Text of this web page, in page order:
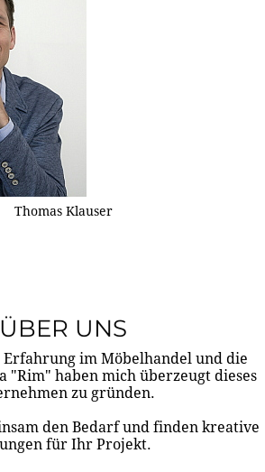
Thomas Klauser
ÜBER UNS
im Möbelhandel und die
"Rim" haben mich überzeugt dieses
zu gründen.
den Bedarf und finden kreative
für Ihr Projekt.